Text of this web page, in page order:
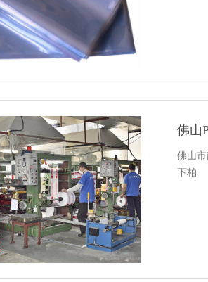
佛山
佛山
下柏